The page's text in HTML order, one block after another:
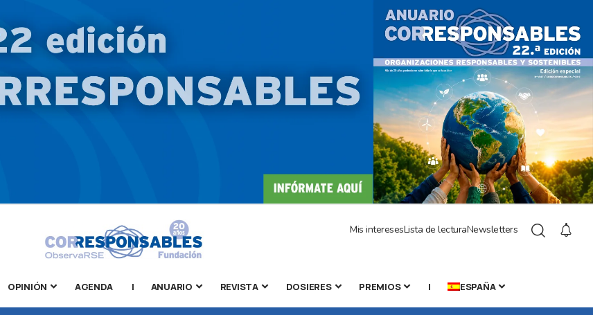
Mis interesesLista de lecturaNewsletters
OPINIÓN AGENDA | ANUARIO REVISTA DOSIERES PREMIOS | ESPAÑA